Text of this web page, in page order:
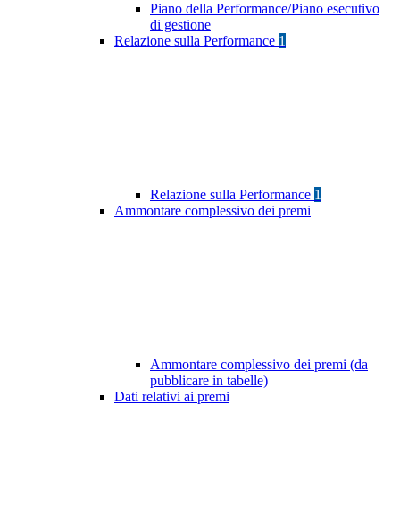
Piano della Performance/Piano esecutivo
di gestione
Relazione sulla Performance 1
Relazione sulla Performance 1
Ammontare complessivo dei premi
Ammontare complessivo dei premi (da
pubblicare in tabelle)
Dati relativi ai premi